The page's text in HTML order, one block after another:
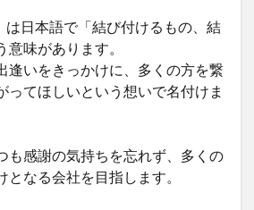
は日本語で「結び付けるもの、結
味があります。
逢いをきっかけに、多くの方を繋
ってほしいという想いで名付けま
も感謝の気持ちを忘れず、多くの
なる会社を目指します。